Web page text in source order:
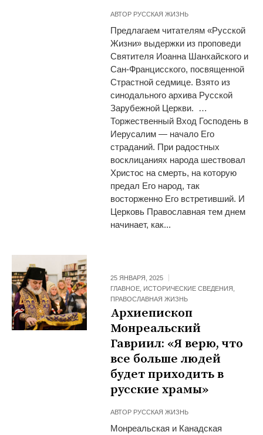
АВТОР РУССКАЯ ЖИЗНЬ
Предлагаем читателям «Русской
Жизни» выдержки из проповеди
Святителя Иоанна Шанхайского и
Сан-Францисского, посвященной
Страстной седмице. Взято из
синодального архива Русской
Зарубежной Церкви. …
Торжественный Вход Господень в
Иерусалим — начало Его
страданий. При радостных
восклицаниях народа шествовал
Христос на смерть, на которую
предал Его народ, так
восторженно Его встретивший. И
Церковь Православная тем днем
начинает, как...
25 ЯНВАРЯ, 2025
ГЛАВНОЕ ИСТОРИЧЕСКИЕ СВЕДЕНИЯ
ПРАВОСЛАВНАЯ ЖИЗНЬ
Архиепископ
Монреальский
Гавриил: «Я верю, что
все больше людей
будет приходить в
русские храмы»
АВТОР РУССКАЯ ЖИЗНЬ
Монреальская и Канадская